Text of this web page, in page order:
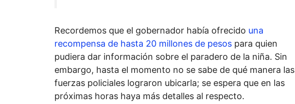
Recordemos que el gobernador había ofrecido una
recompensa de hasta 20 millones de pesos para quien
pudiera dar información sobre el paradero de la niña. Sin
embargo, hasta el momento no se sabe de qué manera las
fuerzas policiales lograron ubicarla; se espera que en las
próximas horas haya más detalles al respecto.